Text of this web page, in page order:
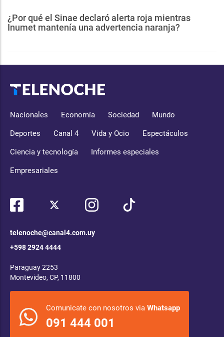
¿Por qué el Sinae declaró alerta roja mientras
Inumet mantenía una advertencia naranja?
Nacionales Economía Sociedad Mundo
Deportes Canal 4 Vida y Ocio Espectáculos
Ciencia y tecnología Informes especiales
Empresariales
telenoche@canal4.com.uy
+598 2924 4444
Paraguay 2253
Montevideo, CP, 11800
Comunicate con nosotros via Whatsapp
091 444 001